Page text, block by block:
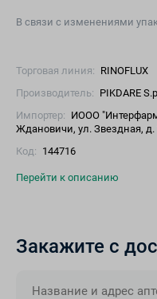
В связи с изменениями
Торговая линия: RINOFLUX
Производитель: PIKDARE
Импортер: ИООО
Ждановичи, ул. Звездная, д.
Код: 144716
Перейти к описанию
Закажите с
Название и адрес